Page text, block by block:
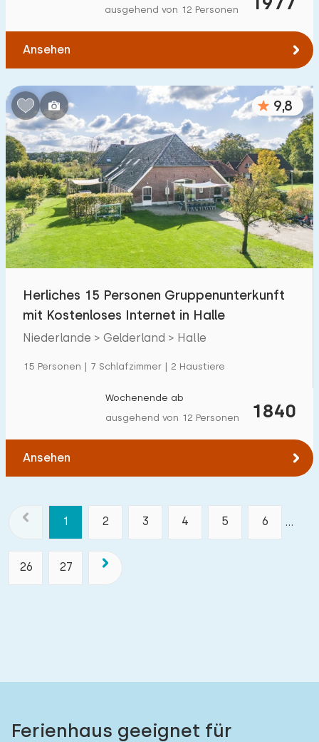
ausgehend von 12 Personen
Ansehen
9,8
Herliches 15 Personen Gruppenunterkunft
mit Kostenloses Internet in Halle
Niederlande > Gelderland > Halle
15 Personen | 7 Schlafzimmer | 2 Haustiere
1840
Wochenende ab
ausgehend von 12 Personen
Ansehen
1 2 3 4 5 6 ...
26 27
Ferienhaus geeignet für